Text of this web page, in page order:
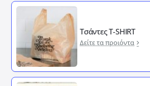
Τσάντες T-SHIRT
Δείτε τα προιόντα